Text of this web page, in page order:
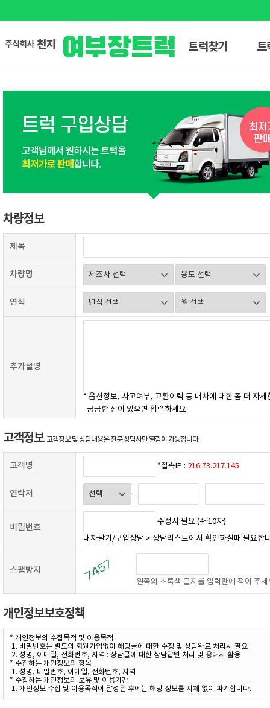
트럭찾기 트
차량정보
제목
차량명
연식
추가설명
* 옵션정보, 사고여부, 교환이력 등 내차에 대한 좀 더 자
궁금한 점이 있으면 입력하세요.
고객정보 고객정보 및 상담내용은 전문 상담사만 열람이 가능합니다.
고객명 *접속IP : 216.73.217.145
연락처 - -
비밀번호
수정시 필요 (4~10자)
내차팔기/구입상담 > 상담리스트에서 확인하실때 필요합
스팸방지
왼쪽의 초록색 글자를 입력란에 적어 주세
개인정보보호정책